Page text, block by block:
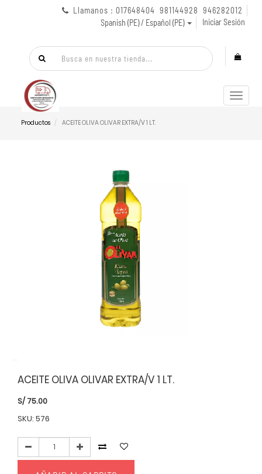
Llamanos : 017648404 981144928 946282012
Spanish (PE) / Español (PE)
Iniciar Sesión
Menú
de
Productos ACEITE OLIVA OLIVAR EXTRA/V 1 LT.
ACEITE OLIVA OLIVAR EXTRA/V 1 LT.
S/ 75.00
SKU: 576